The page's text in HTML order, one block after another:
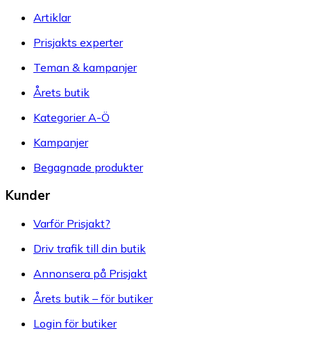
Artiklar
Prisjakts experter
Teman & kampanjer
Årets butik
Kategorier A-Ö
Kampanjer
Begagnade produkter
Kunder
Varför Prisjakt?
Driv trafik till din butik
Annonsera på Prisjakt
Årets butik – för butiker
Login för butiker